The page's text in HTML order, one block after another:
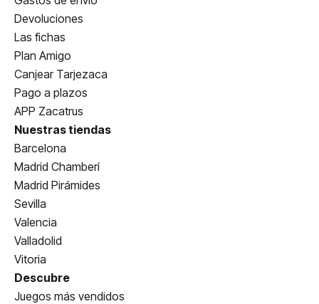
Devoluciones
Las fichas
Plan Amigo
Canjear Tarjezaca
Pago a plazos
APP Zacatrus
Nuestras tiendas
Barcelona
Madrid Chamberí
Madrid Pirámides
Sevilla
Valencia
Valladolid
Vitoria
Descubre
Juegos más vendidos